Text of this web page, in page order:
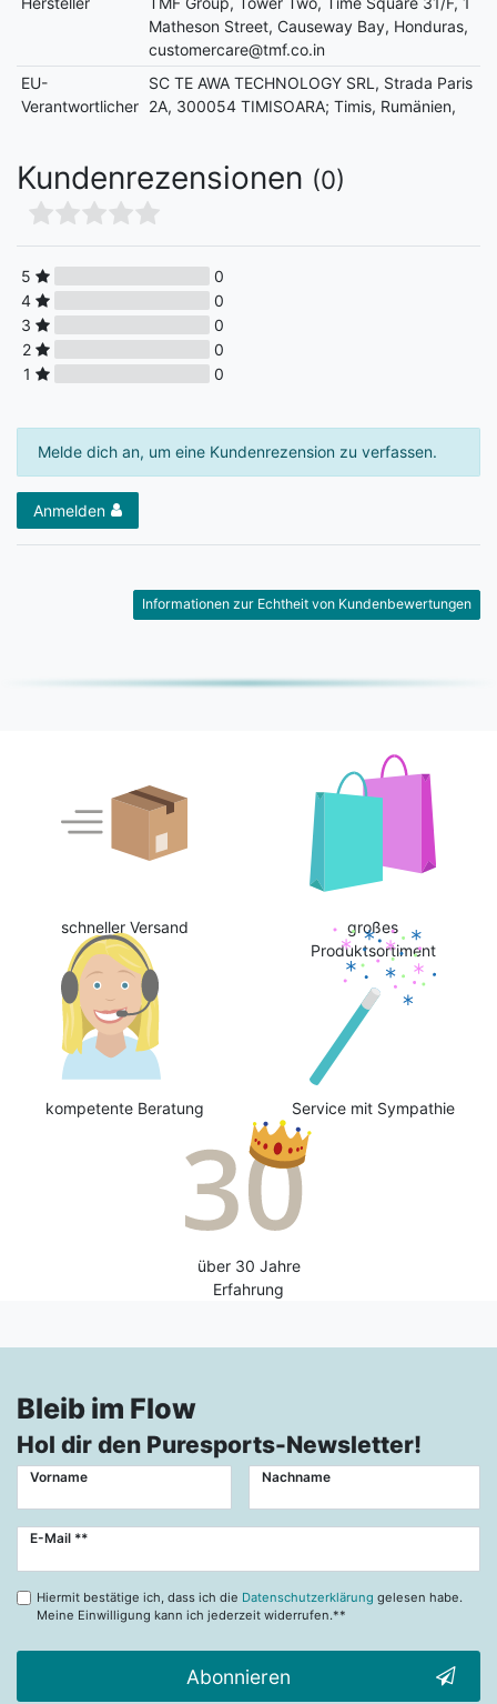
Matheson Street, Causeway Bay, Honduras,
customercare@tmf.co.in
EU-
Verantwortlicher
SC TE AWA TECHNOLOGY SRL, Strada Paris
2A, 300054 TIMISOARA; Timis, Rumänien,
Kundenrezensionen (0)
5
0
4
0
3
0
2
0
1
0
Melde dich an, um eine Kundenrezension zu verfassen.
Anmelden
Informationen zur Echtheit von Kundenbewertungen
schneller Versand
großes
Produktsortiment
kompetente Beratung Service mit Sympathie
über 30 Jahre
Erfahrung
Bleib im Flow
Hol dir den Puresports-Newsletter!
Vorname Nachname
E-Mail **
Newsletter
Hiermit bestätige ich, dass ich die Datenschutzerklärung gelesen habe.
Meine Einwilligung kann ich jederzeit widerrufen.**
Abonnieren